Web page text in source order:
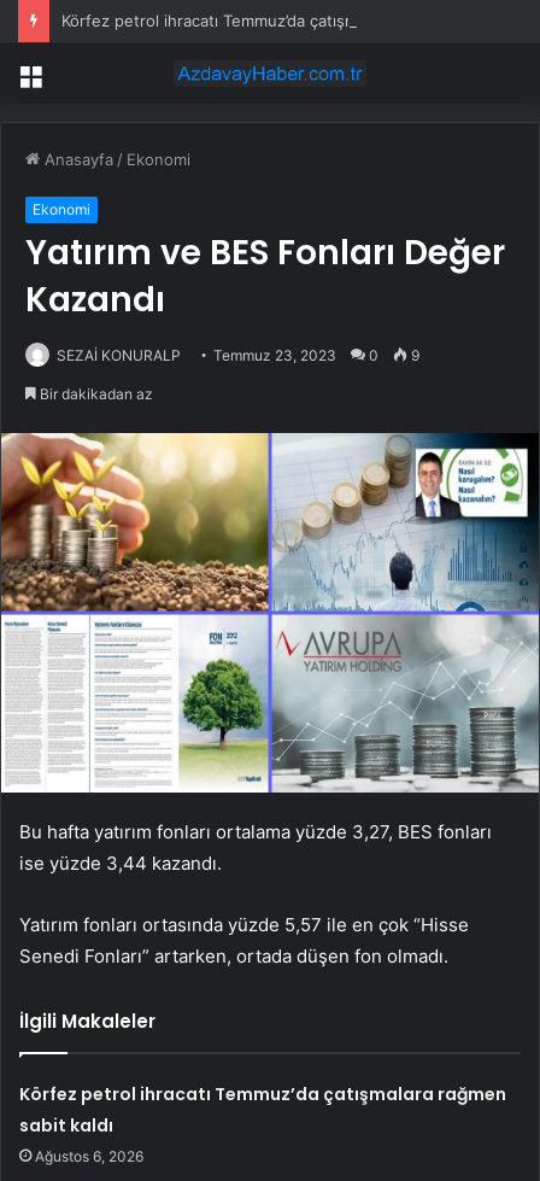
Menü
Anasayfa / Ekonomi
Ekonomi
Yatırım ve BES Fonları Değer
Kazandı
SEZAİ KONURALP Temmuz 23, 2023 0 9
Bir dakikadan az
Bu hafta yatırım fonları ortalama yüzde 3,27, BES fonları
ise yüzde 3,44 kazandı.
Yatırım fonları ortasında yüzde 5,57 ile en çok “Hisse
Senedi Fonları” artarken, ortada düşen fon olmadı.
İlgili Makaleler
Körfez petrol ihracatı Temmuz’da çatışmalara rağmen
sabit kaldı
Ağustos 6, 2026